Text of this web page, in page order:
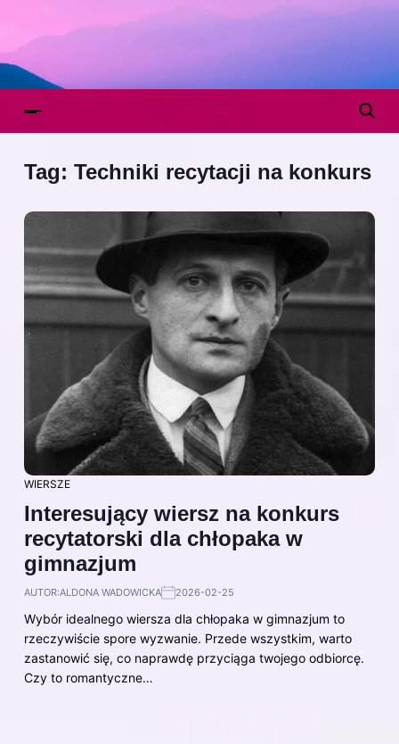
Tag: Techniki recytacji na konkurs
WIERSZE
Interesujący wiersz na konkurs
recytatorski dla chłopaka w
gimnazjum
AUTOR:ALDONA WADOWICKA 2026-02-25
Wybór idealnego wiersza dla chłopaka w gimnazjum to
rzeczywiście spore wyzwanie. Przede wszystkim, warto
zastanowić się, co naprawdę przyciąga twojego odbiorcę.
Czy to romantyczne…